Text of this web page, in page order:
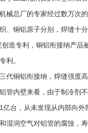
械总厂的专家经过数万
、铜铝原子分别，焊缝十
造专利，铜铝衔接纳产
利。
铜铝衔接纳，焊缝强度高
铝管内壁来看，由于制冷剂
亿台，从未发现从内部向外
湿润空气对铝管的腐蚀，